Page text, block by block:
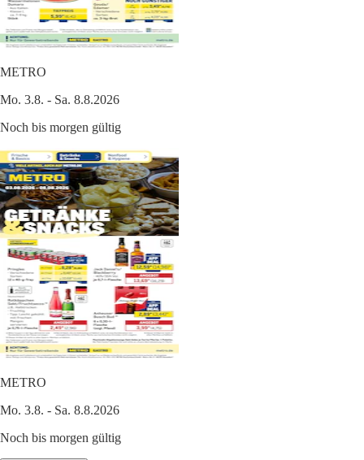
METRO
Mo. 3.8. - Sa. 8.8.2026
Noch bis morgen gültig
METRO
Mo. 3.8. - Sa. 8.8.2026
Noch bis morgen gültig